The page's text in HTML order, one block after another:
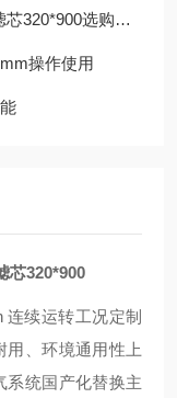
选购指南
操作使用
芯320*900
连续运转工况定制
用、环境通用性上
系统国产化替换主